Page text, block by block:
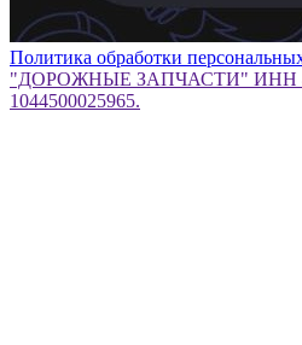
Политика обработки
"ДОРОЖНЫЕ ЗАПЧАСТИ" ИНН
1044500025965.